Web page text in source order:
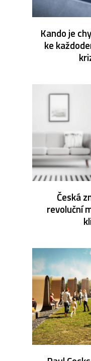
Kando je
ke
Česká
revoluční